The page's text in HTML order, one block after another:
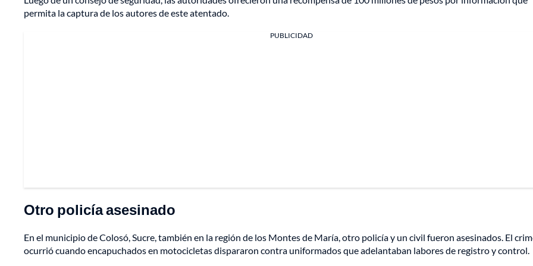
permita la captura de los autores de este atentado.
PUBLICIDAD
Otro policía asesinado
En el municipio de Colosó, Sucre, también en la región de los Montes de María, otro policía y un civil fueron asesinados. El
ocurrió cuando encapuchados en motocicletas dispararon contra uniformados que adelantaban labores de registro y control.